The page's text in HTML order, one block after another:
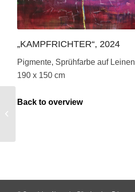
„KAMPFRICHTER“, 2024
Pigmente, Sprühfarbe auf Leinen
190 x 150 cm
Back to overview